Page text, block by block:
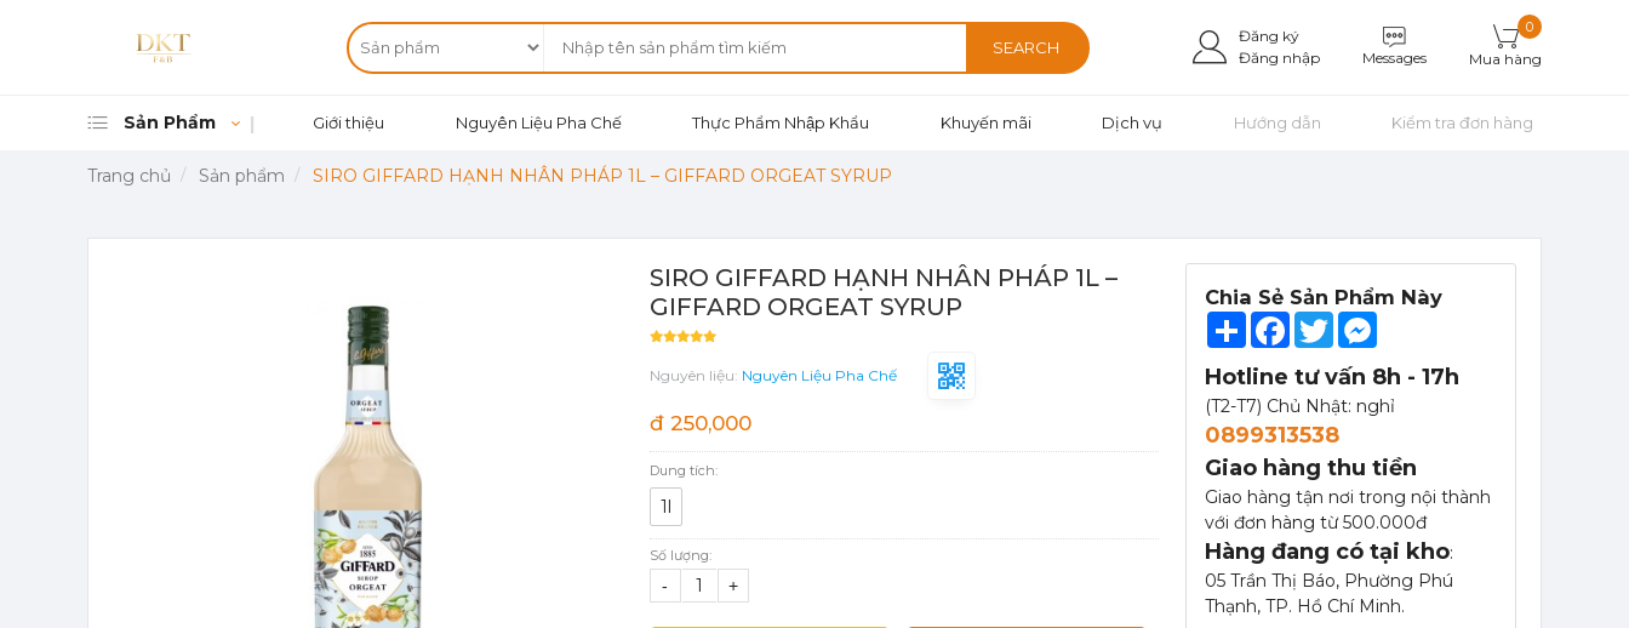
SEARCH
Đăng ký
Đăng nhập
Messages
0
Mua hàng
Sản Phẩm Giới thiệu Nguyên Liệu Pha Chế Thực Phẩm Nhập Khẩu Khuyến mãi Dịch vụ Hướng dẫn Kiểm tra đơn hàng
Trang chủ Sản phẩm SIRO GIFFARD HẠNH NHÂN PHÁP 1L – GIFFARD ORGEAT SYRUP
Chia Sẻ Sản Phẩm Này
ShareFacebook
Twitter
Hotline tư vấn 8h - 17h
(T2-T7) Chủ Nhật: nghỉ
0899313538
Giao hàng thu tiền
Giao hàng tận nơi trong nội thành
với đơn hàng từ 500.000đ
Hàng đang có tại kho:
05 Trần Thị Báo, Phường Phú
Thạnh, TP. Hồ Chí Minh.
367,000 đ
351,000đ
SIRO GIFFARD HẠNH NHÂN PHÁP 1L –
GIFFARD ORGEAT SYRUP
Nguyên liệu: Nguyên Liệu Pha Chế
đ 250,000
Dung tích:
1l
Số lượng:
- +